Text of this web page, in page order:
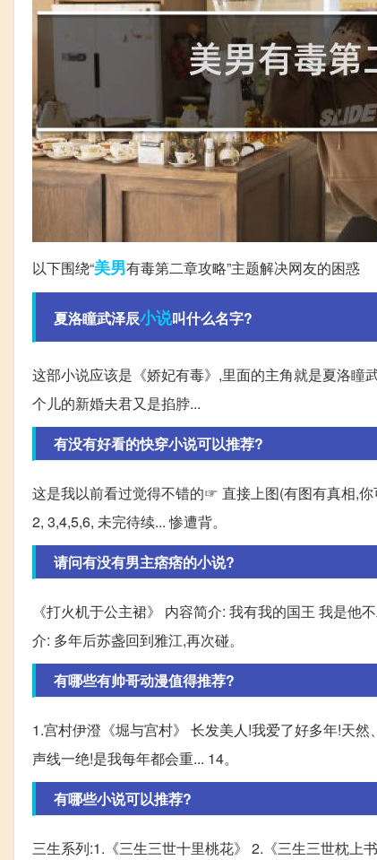
以下围绕“美男有毒第二章攻略”主题解决网友的困惑
夏洛瞳武泽辰小说叫什么名字?
这部小说应该是《娇妃有毒》,里面的主角就是夏洛瞳
个儿的新婚夫君又是掐脖...
有没有好看的快穿小说可以推荐?
这是我以前看过觉得不错的☞ 直接上图(有图有真相,
2, 3,4,5,6, 未完待续... 惨遭背。
请问有没有男主痞痞的小说?
《打火机于公主裙》 内容简介: 我有我的国王 我是
介: 多年后苏盏回到雅江,再次碰。
有哪些有帅哥动漫值得推荐?
1.宫村伊澄《堀与宫村》 长发美人!我爱了好多年!天
声线一绝!是我每年都会重... 14。
有哪些小说可以推荐?
三生系列:1.《三生三世十里桃花》 2.《三生三世枕上